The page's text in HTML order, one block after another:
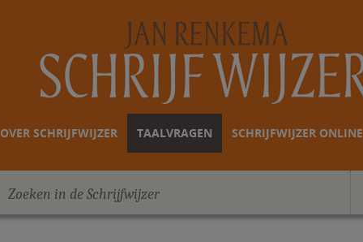
OVER SCHRIJFWIJZER TAALVRAGEN SCHRIJFWIJZER ONLINE